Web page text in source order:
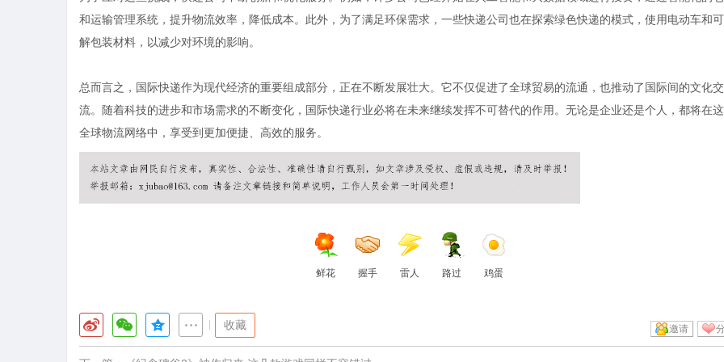
和运输管理系统，提升物流效率，降低成本。此外，为了满足环保需求，一些快递公司也在探索绿色快递的模式，使用电动车和
解包装材料，以减少对环境的影响。
总而言之，国际快递作为现代经济的重要组成部分，正在不断发展壮大。它不仅促进了全球贸易的流通，也推动了国际间的文化交
流。随着科技的进步和市场需求的不断变化，国际快递行业必将在未来继续发挥不可替代的作用。无论是企业还是个人，都将在
全球物流网络中，享受到更加便捷、高效的服务。
鲜花 握手 雷人 路过 鸡蛋
收藏 邀请